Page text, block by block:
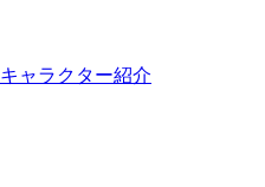
キャラクター紹介